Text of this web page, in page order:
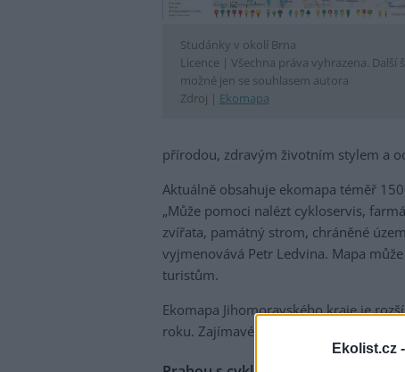
Ekolist.cz -
Studánky v okolí Brna
Licence | Všechna práva vyhrazena. Další
možné jen se souhlasem autora
Zdroj | Ekomapa
přírodou, zdravým životním stylem a
Aktuálně obsahuje ekomapa téměř
„Může pomoci nalézt cykloservis,
zvířata, památný strom, chráněné
vyjmenovává Petr Ledvina. Mapa
turistům.
Ekomapa Jihomoravského kraje je
roku. Zajímavé věci lze najít i v mapě